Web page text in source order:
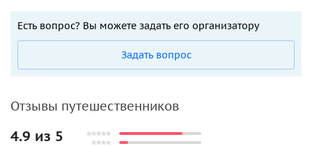
Есть вопрос? Вы можете задать его организатору
Задать вопрос
Отзывы путешественников
4.9 из 5